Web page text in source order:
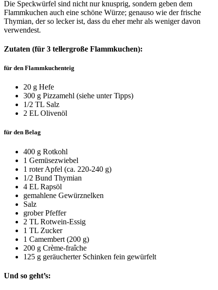
Die Speckwürfel sind nicht nur knusprig, sondern geben dem
Flammkuchen auch eine schöne Würze; genauso wie der frische
Thymian, der so lecker ist, dass du eher mehr als weniger davon
verwendest.
Zutaten (für 3 tellergroße Flammkuchen):
für den Flammkuchenteig
20 g Hefe
300 g Pizzamehl (siehe unter Tipps)
1/2 TL Salz
2 EL Olivenöl
für den Belag
400 g Rotkohl
1 Gemüsezwiebel
1 roter Apfel (ca. 220-240 g)
1/2 Bund Thymian
4 EL Rapsöl
gemahlene Gewürznelken
Salz
grober Pfeffer
2 TL Rotwein-Essig
1 TL Zucker
1 Camembert (200 g)
200 g Crème-fraîche
125 g geräucherter Schinken fein gewürfelt
Und so geht’s: